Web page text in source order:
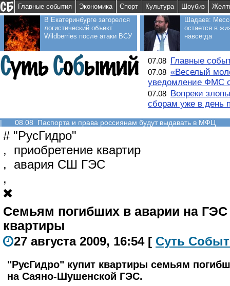
Главные события Экономика Спорт Культура Шоубиз
В Екатеринбурге загорелся
логистический объект
Wildberries после атаки ВСУ
Шадаев:
остается в
навсегда
07.08 Главные
07.08 «Веселый
уведомление ФМС
07.08 Вопреки
сборам уже в день
| 08.08 Паспорта и права россиянам будут выдавать в МФЦ
# "РусГидро"
, приобретение квартир
, авария СШ ГЭС
,
Семьям погибших в аварии на ГЭС
квартиры
27 августа 2009, 16:54 [ Суть Соб
"РусГидро" купит квартиры семьям
на Саяно-Шушенской ГЭС.